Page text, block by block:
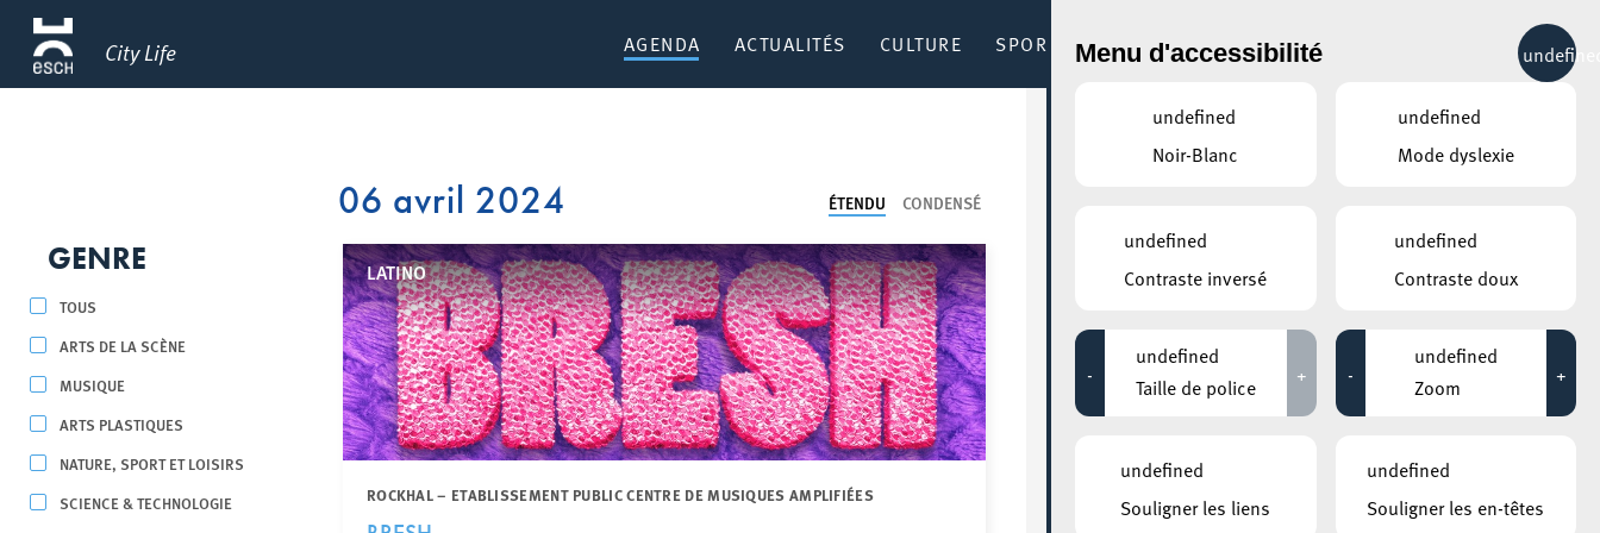
City Life AGENDA ACTUALITÉS CULTURE SPORT & RÉCRÉATION MOBILITÉ
GENRE
TOUS
ARTS DE LA SCÈNE
MUSIQUE
ARTS PLASTIQUES
NATURE, SPORT ET LOISIRS
SCIENCE & TECHNOLOGIE
ÉTENDU CONDENSÉ
06 avril 2024
LATINO
ROCKHAL – ETABLISSEMENT PUBLIC CENTRE DE MUSIQUES AMPLIFIÉES
ÉVÉNEMENTS CONTINUS
31 AOÛT 2020
Exposition : Sollbruchstelle de Max
Mertens
Jusqu'au 05 septembre
HÔTEL DE VILLE D’ESCH-SUR-ALZETTE
MBSR – Conference Mindfulness
Jusqu'au 05 octobre
28°C
Menu d'accessibilité
undefined
Noir-Blanc
undefined
Mode dyslexie
undefined
Contraste inversé
undefined
Contraste doux
-
undefined
Taille de police
+ -
undefined
Zoom
+
undefined
Souligner les liens
undefined
Souligner les en-têtes